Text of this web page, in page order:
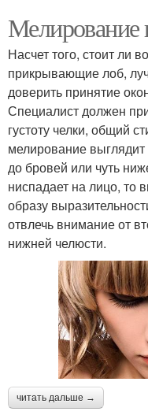
Мелирование
Насчет того, стоит ли
прикрывающие лоб,
доверить принятие
Специалист должен
густоту челки, общий
мелирование
до бровей или чуть
ниспадает на лицо, то
образу
отвлечь внимание от
нижней челюсти.
читать дальше →